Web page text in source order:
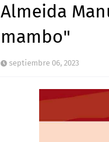
Almeida
mambo"
septiembre 06, 2023